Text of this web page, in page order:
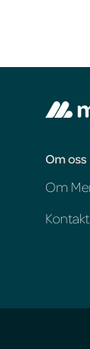
Om oss
Om